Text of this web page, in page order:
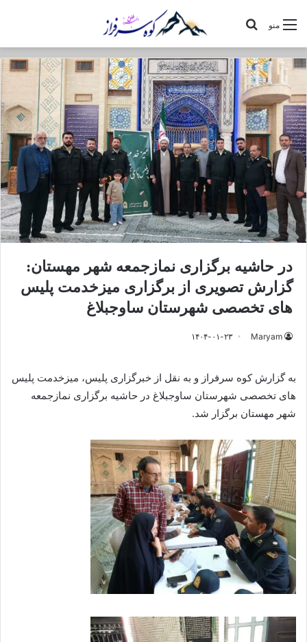
منو
در حاشیه برگزاری نمازجمعه شهر مهستان:
گزارش تصویری از برگزاری میزخدمت پلیس
های تخصصی شهرستان ساوجبلاغ
Maryam ۱۴۰۴-۰۱-۲۳
به گزارش کوه سرفراز و به نقل از خبرگزاری پلیس، میزخدمت پلیس
های تخصصی شهرستان ساوجبلاغ در حاشیه برگزاری نمازجمعه
شهر مهستان برگزار شد.